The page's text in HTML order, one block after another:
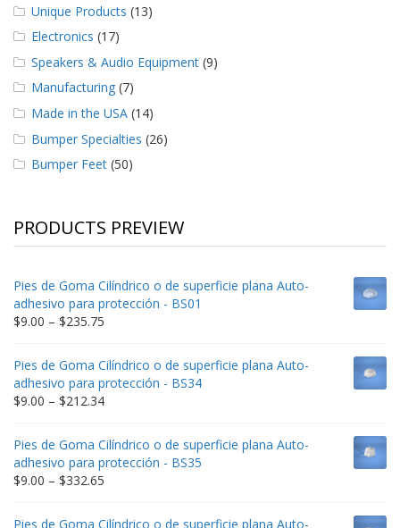
Unique Products (13)
Electronics (17)
Speakers & Audio Equipment (9)
Manufacturing (7)
Made in the USA (14)
Bumper Specialties (26)
Bumper Feet (50)
PRODUCTS PREVIEW
Pies de Goma Cilíndrico o de superficie plana Auto-
adhesivo para protección - BS01
$9.00 – $235.75
$9.00
through
$235.75
Pies de Goma Cilíndrico o de superficie plana Auto-
adhesivo para protección - BS34
$9.00 – $212.34Price
$9.00
through
$212.34
Pies de Goma Cilíndrico o de superficie plana Auto-
adhesivo para protección - BS35
$9.00 – $332.65
$9.00
Pies de Goma Cilíndrico o de superficie plana Auto-